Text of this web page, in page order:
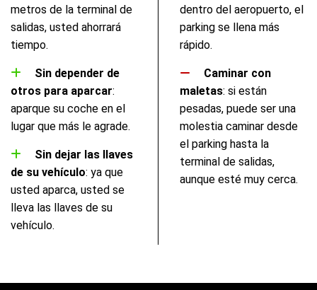
metros de la terminal de
salidas, usted ahorrará
tiempo.
Sin depender de
otros para aparcar:
aparque su coche en el
lugar que más le agrade.
Sin dejar las llaves
de su vehículo: ya que
usted aparca, usted se
lleva las llaves de su
vehículo.
dentro del aeropuerto, el
parking se llena más
rápido.
Caminar con
maletas: si están
pesadas, puede ser una
molestia caminar desde
el parking hasta la
terminal de salidas,
aunque esté muy cerca.